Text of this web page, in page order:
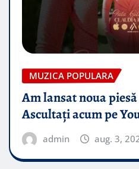
MUZICA POPULARA
Am lansat noua
Ascultați acum pe
admin aug. 3,